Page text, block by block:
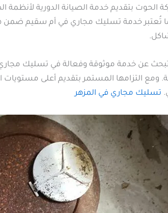
الحوت بتقديم خدمة الصيانة الدورية
تُعتبر خدمة تسليك مجاري في أم سقيم ضمن
تبحث عن خدمة موثوقة وفعالة في تسليك
ومع التزامها المستمر بتقديم أعلى مستويات
تسليك مجاري في المزهر